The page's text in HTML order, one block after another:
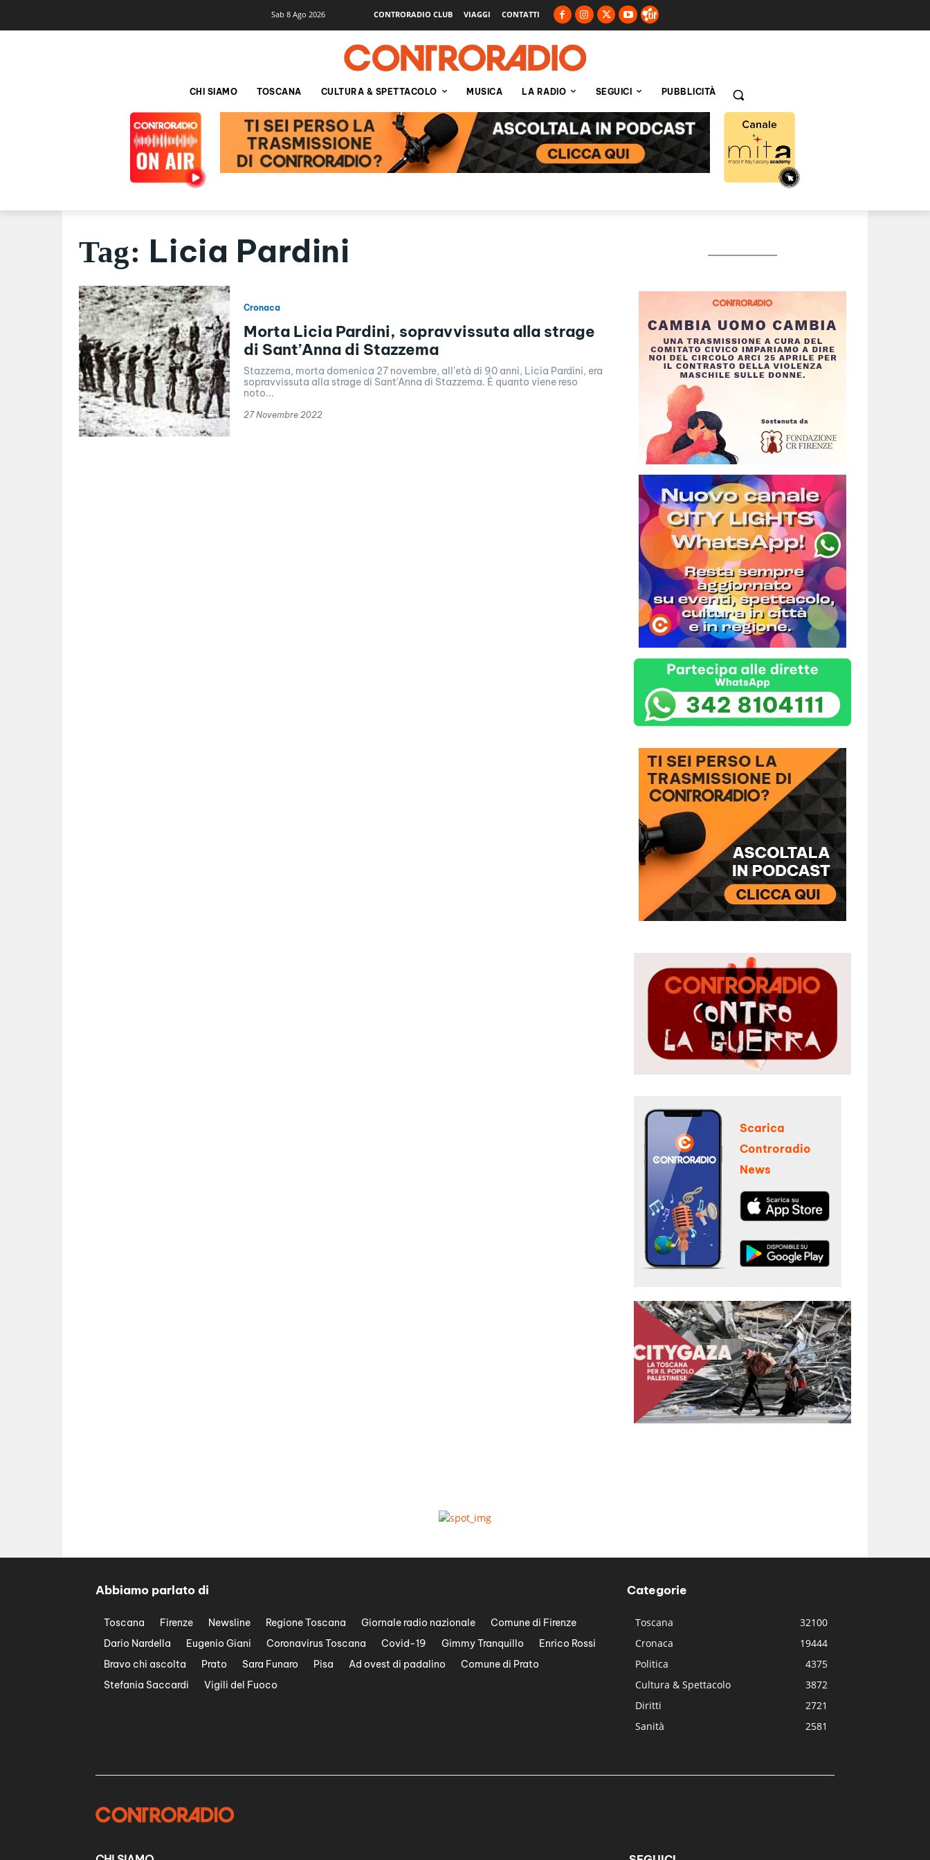
Sab 8 Ago 2026 CONTRORADIO CLUB VIAGGI CONTATTI
CHI SIAMO TOSCANA CULTURA & SPETTACOLO MUSICA LA RADIO SEGUICI PUBBLICITÀ
Tag: Licia Pardini
Cronaca
Morta Licia Pardini, sopravvissuta alla strage
di Sant’Anna di Stazzema
Stazzema, morta domenica 27 novembre, all'età di 90 anni, Licia Pardini, era
sopravvissuta alla strage di Sant'Anna di Stazzema. È quanto viene reso
noto...
27 Novembre 2022
Scarica
Controradio
News
Abbiamo parlato di
Toscana Firenze Newsline Regione Toscana Giornale radio nazionale
Comune di Firenze
Dario Nardella
Eugenio Giani Coronavirus Toscana Covid-19 Gimmy Tranquillo
Enrico Rossi
Bravo chi ascolta
Prato Sara Funaro Pisa Ad ovest di padalino
Comune di Prato
Stefania Saccardi
Vigili del Fuoco
Categorie
Toscana
32100
Cronaca
19444
Politica
4375
Cultura & Spettacolo
3872
Diritti
2721
Sanità
2581